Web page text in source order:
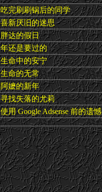
吃完刷刷锅后的同学
喜新厌旧的迷思
胖达的假日
年还是要过的
生命中的安宁
生命的无常
阿嬷的新年
寻找失落的尤莉
使用 Google Adsense 前的遗憾